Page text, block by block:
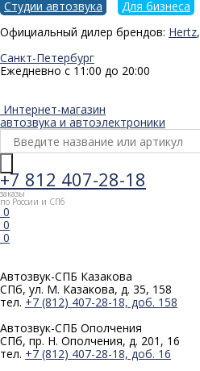
Студии автозвука Для бизнеса
Официальный дилер брендов: Hertz,
Санкт-Петербург
Ежедневно с 11:00 до 20:00
Интернет-магазин
автозвука и автоэлектроники
+7 812 407-28-18
заказы
по России и СПб
0
0
0
Автозвук-СПБ Казакова
СПб, ул. М. Казакова, д. 35, 158
тел. +7 (812) 407-28-18, доб. 158
Автозвук-СПБ Ополчения
СПб, пр. Н. Ополчения, д. 201, 16
тел. +7 (812) 407-28-18, доб. 16